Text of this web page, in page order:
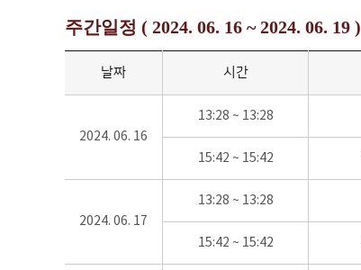
주간일정 ( 2024. 06. 16 ~ 2024. 06. 19 )
날짜 시간
2024. 06. 16
13:28 ~ 13:28
15:42 ~ 15:42
2024. 06. 17
13:28 ~ 13:28
15:42 ~ 15:42